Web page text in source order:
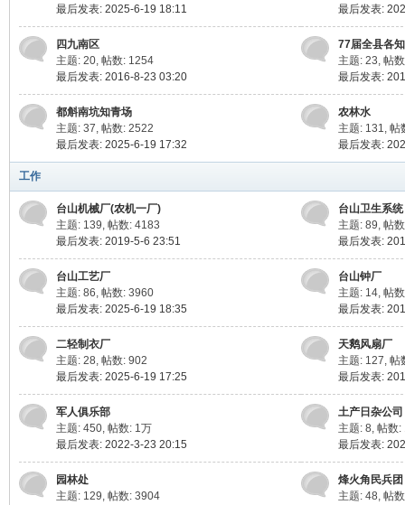
最后发表: 2025-6-19 18:11
最后发表:
四九南区
主题: 20, 帖数: 1254
最后发表: 2016-8-23 03:20
77届全县各
主题: 23, 帖
最后发表:
都斛南坑知青场
主题: 37, 帖数: 2522
最后发表: 2025-6-19 17:32
农林水
主题: 131, 帖
最后发表:
工作
台山机械厂(农机一厂)
主题: 139, 帖数: 4183
最后发表: 2019-5-6 23:51
台山卫生系统
主题: 89, 帖
最后发表:
台山工艺厂
主题: 86, 帖数: 3960
最后发表: 2025-6-19 18:35
台山钟厂
主题: 14, 帖
最后发表:
二轻制衣厂
主题: 28, 帖数: 902
最后发表: 2025-6-19 17:25
天鹅风扇厂
主题: 127, 帖
最后发表:
军人俱乐部
主题: 450, 帖数: 1万
最后发表: 2022-3-23 20:15
土产日杂公司
主题: 8, 帖数:
最后发表:
园林处
主题: 129, 帖数: 3904
烽火角民兵团
主题: 48, 帖